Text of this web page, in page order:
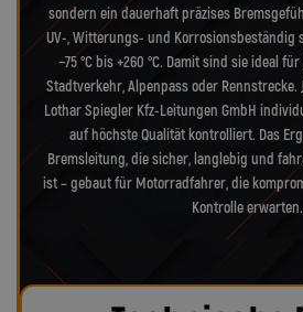
sondern ein dauerhaft präzises
UV-, Witterungs- und Korrosionsbeständig
−75 °C bis +260 °C. Damit sind sie ideal
Stadtverkehr, Alpenpass oder
Lothar Spiegler Kfz-Leitungen GmbH
auf höchste Qualität kontrolliert. Das
Bremsleitung, die sicher, langlebig und
ist – gebaut für Motorradfahrer, die
Kontrolle erwarten.